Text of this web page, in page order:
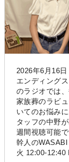
2026年6月16
エンディング
のラジオでは
家族葬のラビ
いてのお悩み
タッフの中野
週間視聴可能
幹人の
火 12:00-